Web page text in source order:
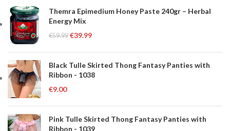
Themra Epimedium Honey Paste 240gr – Herbal
Energy Mix
€59.99 €39.99
Black Tulle Skirted Thong Fantasy Panties with
Ribbon - 1038
€9.00
Pink Tulle Skirted Thong Fantasy Panties with
Ribbon - 1039